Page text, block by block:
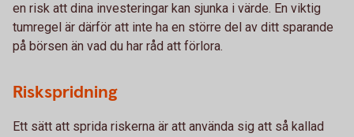
en risk att dina investeringar kan sjunka i värde. En viktig
tumregel är därför att inte ha en större del av ditt sparande
på börsen än vad du har råd att förlora.
Riskspridning
Ett sätt att sprida riskerna är att använda sig att så kallad